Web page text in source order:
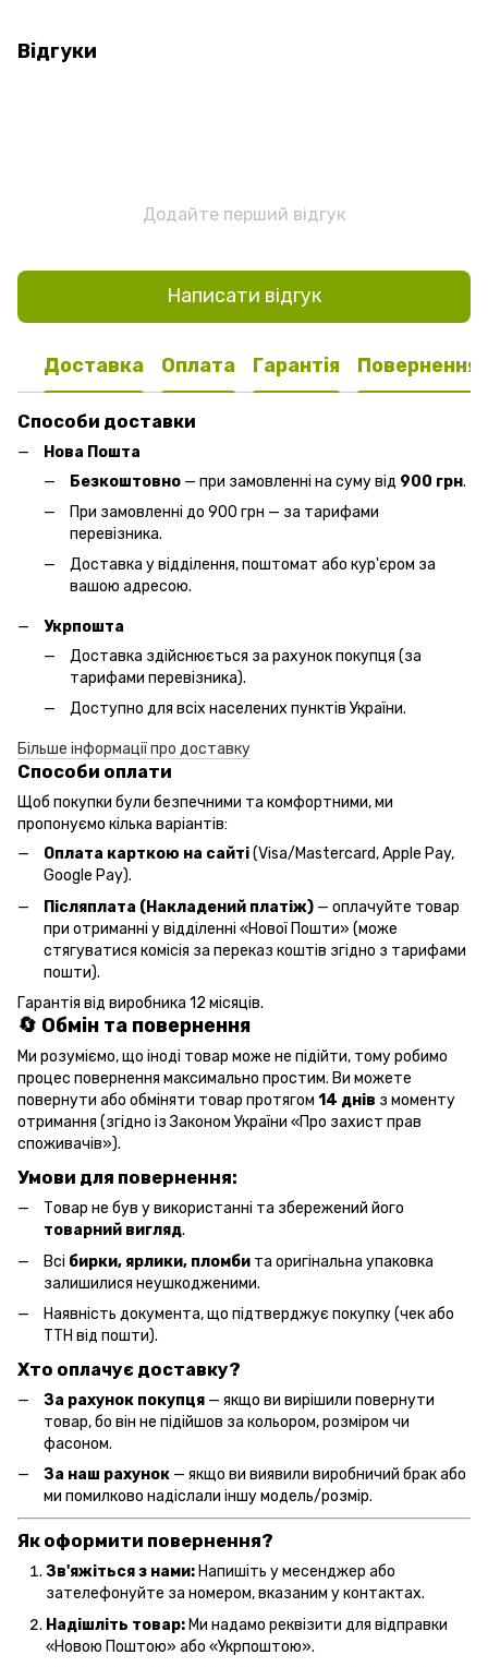
Відгуки
Додайте перший відгук
Написати відгук
Доставка Оплата Гарантія Повернення
Способи доставки
Нова Пошта
Безкоштовно — при замовленні на суму від 900 грн.
При замовленні до 900 грн — за тарифами
перевізника.
Доставка у відділення, поштомат або кур'єром за
вашою адресою.
Укрпошта
Доставка здійснюється за рахунок покупця (за
тарифами перевізника).
Доступно для всіх населених пунктів України.
Більше інформації про доставку
Способи оплати
Щоб покупки були безпечними та комфортними, ми
пропонуємо кілька варіантів:
Оплата карткою на сайті(Visa/Mastercard, Apple Pay,
Google Pay).
Післяплата (Накладений платіж) — оплачуйте товар
при отриманні у відділенні «Нової Пошти» (може
стягуватися комісія за переказ коштів згідно з тарифами
пошти).
Гарантія від виробника 12 місяців.
🔄 Обмін та повернення
Ми розуміємо, що іноді товар може не підійти, тому робимо
процес повернення максимально простим. Ви можете
повернути або обміняти товар протягом 14 днів з моменту
отримання (згідно із Законом України «Про захист прав
споживачів»).
Умови для повернення:
Товар не був у використанні та збережений його
товарний вигляд.
Всі бирки, ярлики, пломби та оригінальна упаковка
залишилися неушкодженими.
Наявність документа, що підтверджує покупку (чек або
ТТН від пошти).
Хто оплачує доставку?
За рахунок покупця — якщо ви вирішили повернути
товар, бо він не підійшов за кольором, розміром чи
фасоном.
За наш рахунок — якщо ви виявили виробничий брак або
ми помилково надіслали іншу модель/розмір.
Як оформити повернення?
Зв'яжіться з нами: Напишіть у месенджер або
зателефонуйте за номером, вказаним у контактах.
Надішліть товар: Ми надамо реквізити для відправки
«Новою Поштою» або «Укрпоштою».